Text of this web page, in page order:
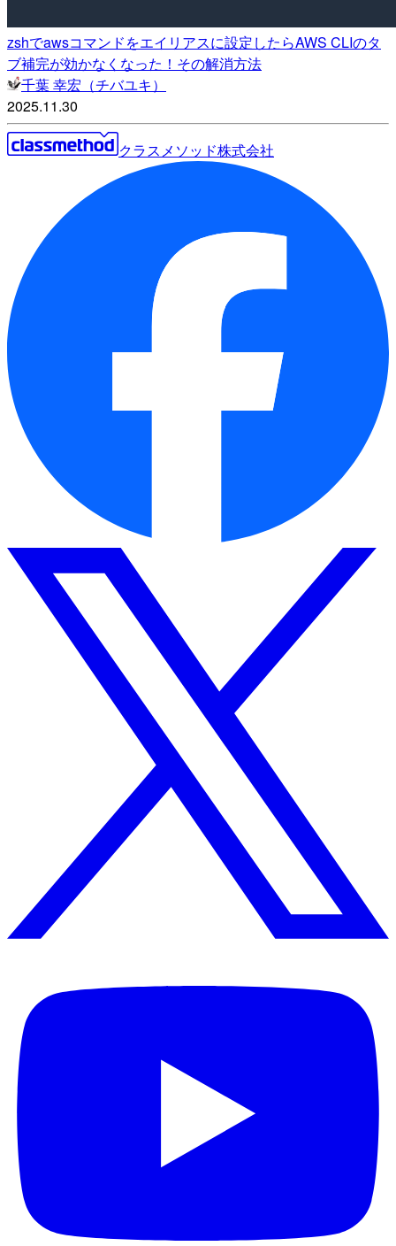
zshでawsコマンドをエイリアスに設定したらAWS CLIのタ
ブ補完が効かなくなった！その解消方法
千葉 幸宏（チバユキ）
2025.11.30
クラスメソッド株式会社